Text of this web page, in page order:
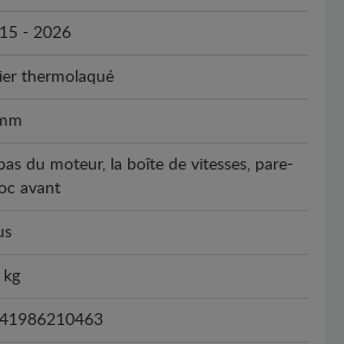
- 2026
thermolaqué
du moteur, la boîte de vitesses, pare-
avant
kg